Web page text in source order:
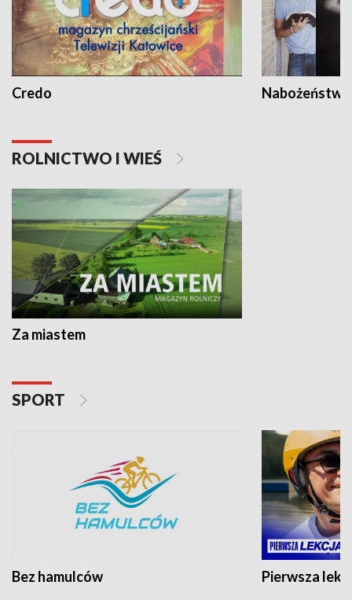
Credo
ROLNICTWO I WIEŚ
Za miastem
SPORT
Bez hamulców Pierwsza